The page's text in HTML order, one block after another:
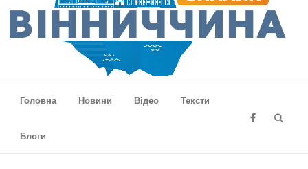
Головна
Новини Відео Тексти
Блоги